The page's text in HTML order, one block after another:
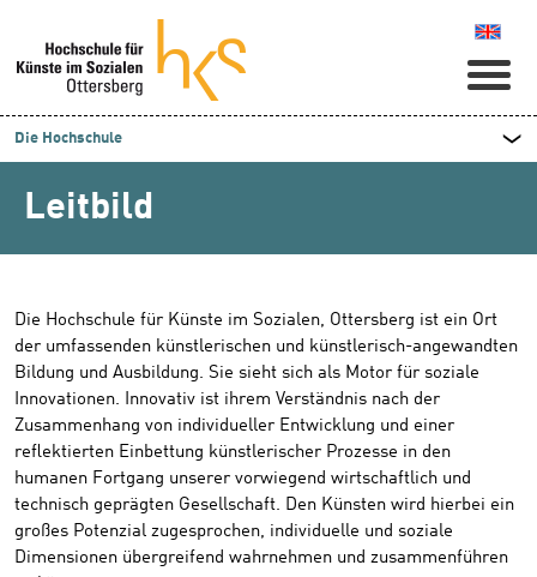
Die Hochschule
Leitbild
Die Hochschule für Künste im Sozialen, Ottersberg ist ein Ort
der umfassenden künstlerischen und künstlerisch-angewandten
Bildung und Ausbildung. Sie sieht sich als Motor für soziale
Innovationen. Innovativ ist ihrem Verständnis nach der
Zusammenhang von individueller Entwicklung und einer
reflektierten Einbettung künstlerischer Prozesse in den
humanen Fortgang unserer vorwiegend wirtschaftlich und
technisch geprägten Gesellschaft. Den Künsten wird hierbei ein
großes Potenzial zugesprochen, individuelle und soziale
Dimensionen übergreifend wahrnehmen und zusammenführen